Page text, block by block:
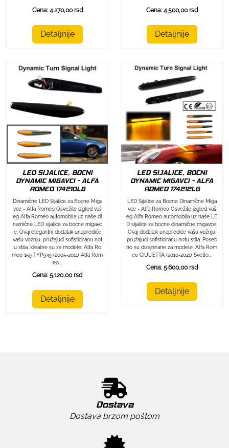
Cena: 4.270,00 rsd
Detaljnije
Cena: 4.500,00 rsd
Detaljnije
LED SIJALICE, BOCNI
DYNAMIC MIGAVCI - ALFA
ROMEO 174210LG
Dinamične LED Sijalice za Bocne Miga
vce - Alfa Romeo Osvežite izgled vaš
eg Alfa Romeo automobila uz naše di
namične LED sijalice za bocne migavc
e. Ovaj elegantni dodatak unaprediće
vašu vožnju, pružajući sofisticiranu not
u stila. Idealne su za modele: Alfa Ro
meo 159 TYP939 (2005-2011) Alfa Rom
eo...
Cena: 5.120,00 rsd
Detaljnije
LED SIJALICE, BOCNI
DYNAMIC MIGAVCI - ALFA
ROMEO 174212LG
LED Sijalice za Bocne Dinamične Miga
vce - Alfa Romeo Osvežite izgled vaš
eg Alfa Romeo automobila uz naše LE
D sijalice za bocne dinamične migavce.
Ovaj dodatak unaprediće vašu vožnju,
pružajući sofisticiranu notu stila. Poseb
no su dizajnirane za modele: Alfa Rom
eo GIULIETTA (2010-2021) Svetlo...
Cena: 5.600,00 rsd
Detaljnije
Dostava
Dostava brzom poštom